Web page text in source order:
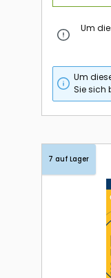
Um
Um
Sie sich
7 auf Lager